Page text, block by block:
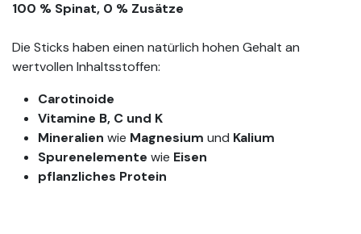
100 % Spinat, 0 % Zusätze
Die Sticks haben einen natürlich hohen Gehalt an
wertvollen Inhaltsstoffen:
Carotinoide
Vitamine B, C und K
Mineralien wie Magnesium und Kalium
Spurenelemente wie Eisen
pflanzliches Protein